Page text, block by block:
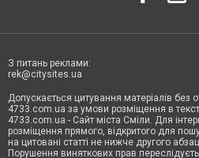
З питань реклами:
rek@citysites.ua
Допускається цитування матеріалів без
4733.com.ua за умови розміщення в
4733.com.ua - Сайт міста Сміли. Для
розміщення прямого, відкритого для
на цитовані статті не нижче другого
Порушення виняткових прав